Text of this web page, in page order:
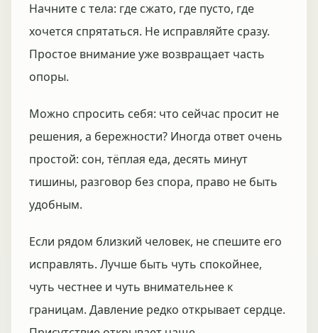
Начните с тела: где сжато, где пусто, где
хочется спрятаться. Не исправляйте сразу.
Простое внимание уже возвращает часть
опоры.
Можно спросить себя: что сейчас просит не
решения, а бережности? Иногда ответ очень
простой: сон, тёплая еда, десять минут
тишины, разговор без спора, право не быть
удобным.
Если рядом близкий человек, не спешите его
исправлять. Лучше быть чуть спокойнее,
чуть честнее и чуть внимательнее к
границам. Давление редко открывает сердце.